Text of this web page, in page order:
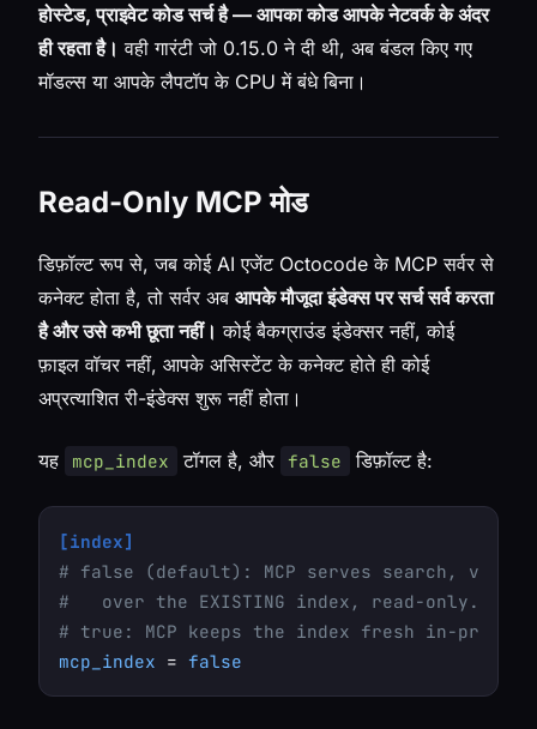
होस्टेड, प्राइवेट कोड सर्च है — आपका कोड आपके नेटवर्क के अंदर
ही रहता है। वही गारंटी जो 0.15.0 ने दी थी, अब बंडल किए गए
मॉडल्स या आपके लैपटॉप के CPU में बंधे बिना।
Read-Only MCP मोड
डिफ़ॉल्ट रूप से, जब कोई AI एजेंट Octocode के MCP सर्वर से
कनेक्ट होता है, तो सर्वर अब आपके मौजूदा इंडेक्स पर सर्च सर्व करता
है और उसे कभी छूता नहीं। कोई बैकग्राउंड इंडेक्सर नहीं, कोई
फ़ाइल वॉचर नहीं, आपके असिस्टेंट के कनेक्ट होते ही कोई
अप्रत्याशित री-इंडेक्स शुरू नहीं होता।
यह mcp_index टॉगल है, और false डिफ़ॉल्ट है:
[index]
# false (default): MCP serves search,
#   over the EXISTING index, read-only. No
# true: MCP keeps the index fresh in-
mcp_index = false